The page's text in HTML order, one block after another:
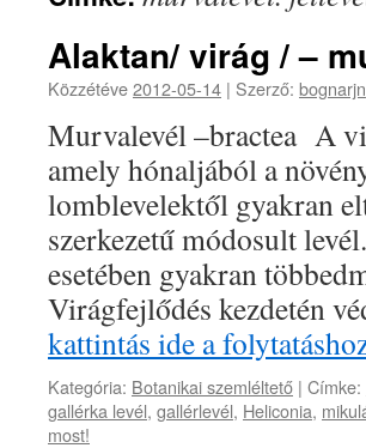
Alaktan/ virág / –
Közzétéve2012-05-14 | Szerző: bognarjn
Murvalevél –bractea A
amely hónaljából a
lomblevelektől gyakran
szerkezetű módosult
esetében gyakran
Virágfejlődés kezdetén
kattintás ide a
Kategória: Botanikai szemléltető | Címke:
gallérka levél, gallérlevél, Heliconia,
most!